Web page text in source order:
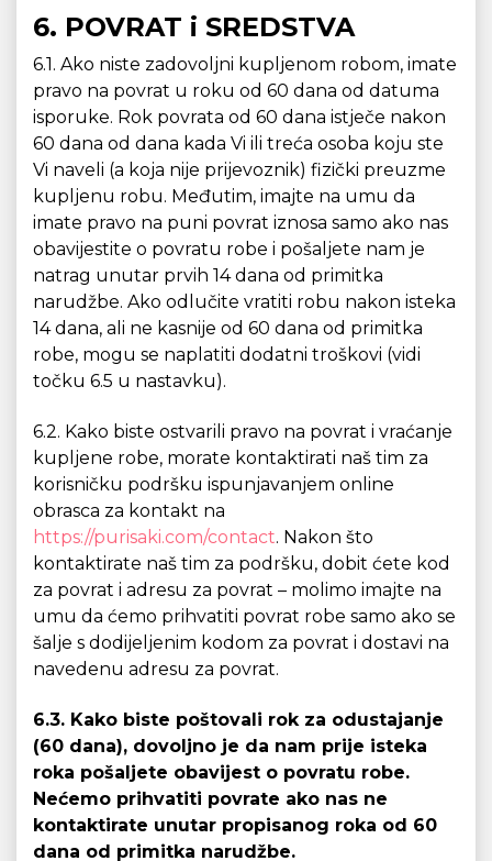
6. POVRAT i SREDSTVA
6.1. Ako niste zadovoljni kupljenom robom, imate
pravo na povrat u roku od 60 dana od datuma
isporuke. Rok povrata od 60 dana istječe nakon
60 dana od dana kada Vi ili treća osoba koju ste
Vi naveli (a koja nije prijevoznik) fizički preuzme
kupljenu robu. Međutim, imajte na umu da
imate pravo na puni povrat iznosa samo ako nas
obavijestite o povratu robe i pošaljete nam je
natrag unutar prvih 14 dana od primitka
narudžbe. Ako odlučite vratiti robu nakon isteka
14 dana, ali ne kasnije od 60 dana od primitka
robe, mogu se naplatiti dodatni troškovi (vidi
točku 6.5 u nastavku).
6.2. Kako biste ostvarili pravo na povrat i vraćanje
kupljene robe, morate kontaktirati naš tim za
korisničku podršku ispunjavanjem online
obrasca za kontakt na
https://purisaki.com/contact. Nakon što
kontaktirate naš tim za podršku, dobit ćete kod
za povrat i adresu za povrat – molimo imajte na
umu da ćemo prihvatiti povrat robe samo ako se
šalje s dodijeljenim kodom za povrat i dostavi na
navedenu adresu za povrat.
6.3. Kako biste poštovali rok za odustajanje
(60 dana), dovoljno je da nam prije isteka
roka pošaljete obavijest o povratu robe.
Nećemo prihvatiti povrate ako nas ne
kontaktirate unutar propisanog roka od 60
dana od primitka narudžbe.